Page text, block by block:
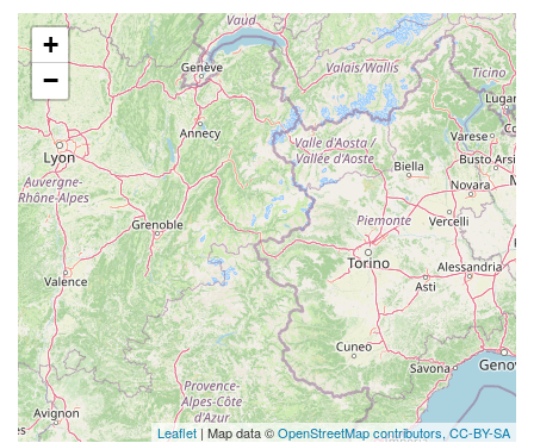
+
−
Leaflet | Map data ©OpenStreetMap contributors, CC-BY-SA